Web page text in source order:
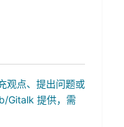
观点、提出问题或
Gitalk 提供，需